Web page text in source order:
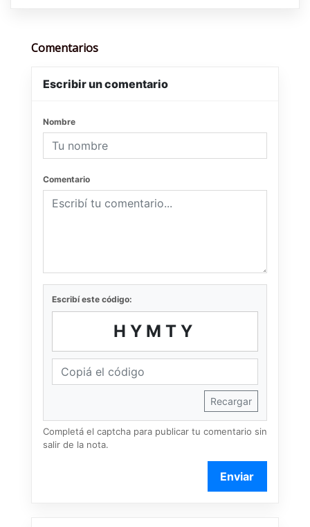
Comentarios
Escribir un comentario
Nombre
Comentario
Escribí este código:
HYMTY
Recargar
Completá el captcha para publicar tu comentario sin
salir de la nota.
Enviar